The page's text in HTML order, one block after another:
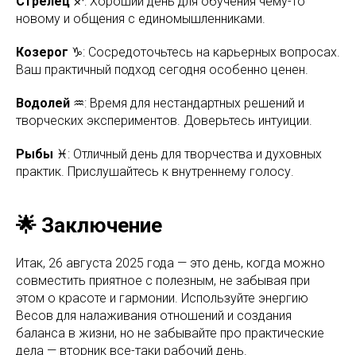
новому и общения с единомышленниками.
Козерог ♑: Сосредоточьтесь на карьерных вопросах.
Ваш практичный подход сегодня особенно ценен.
Водолей ♒: Время для нестандартных решений и
творческих экспериментов. Доверьтесь интуиции.
Рыбы ♓: Отличный день для творчества и духовных
практик. Прислушайтесь к внутреннему голосу.
🌟 Заключение
Итак, 26 августа 2025 года — это день, когда можно
совместить приятное с полезным, не забывая при
этом о красоте и гармонии. Используйте энергию
Весов для налаживания отношений и создания
баланса в жизни, но не забывайте про практические
дела — вторник все-таки рабочий день.